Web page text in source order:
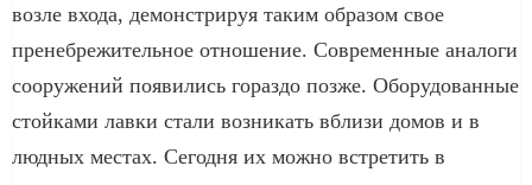
возле входа, демонстрируя таким образом свое
пренебрежительное отношение. Современные аналоги
сооружений появились гораздо позже. Оборудованные
стойками лавки стали возникать вблизи домов и в
людных местах. Сегодня их можно встретить в